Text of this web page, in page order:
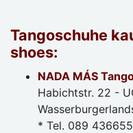
Tangoschuhe
shoes:
NADA MÁS
Habichtstr. 22 -
* Tel. 089